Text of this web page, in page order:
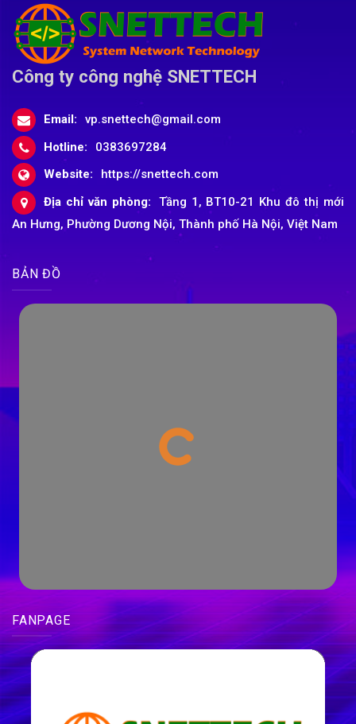
Công ty công nghệ SNETTECH
Email:
vp.snettech@gmail.com
Hotline:
0383697284
Website:
https://snettech.com
Địa chỉ văn phòng:
Tầng 1, BT10-21 Khu đô thị mới
An Hưng, Phường Dương Nội, Thành phố Hà Nội, Việt Nam
BẢN ĐỒ
FANPAGE